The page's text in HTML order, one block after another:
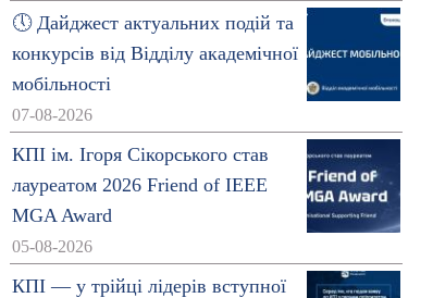
🕔 Дайджест актуальних подій та
конкурсів від Відділу академічної
мобільності
07-08-2026
КПІ ім. Ігоря Сікорського став
лауреатом 2026 Friend of IEEE
MGA Award
05-08-2026
КПІ — у трійці лідерів вступної